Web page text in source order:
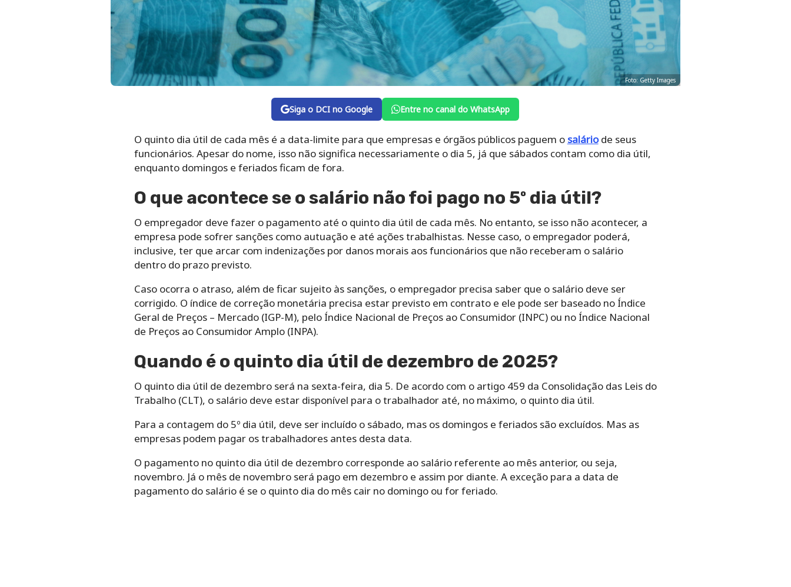
Foto: Getty Images
Siga o DCI no Google Entre no canal do WhatsApp
O quinto dia útil de cada mês é a data-limite para que empresas e órgãos públicos paguem o saláriode seus
funcionários. Apesar do nome, isso não significa necessariamente o dia 5, já que sábados contam como dia útil,
enquanto domingos e feriados ficam de fora.
O que acontece se o salário não foi pago no 5º dia útil?
O empregador deve fazer o pagamento até o quinto dia útil de cada mês. No entanto, se isso não acontecer, a
empresa pode sofrer sanções como autuação e até ações trabalhistas. Nesse caso, o empregador poderá,
inclusive, ter que arcar com indenizações por danos morais aos funcionários que não receberam o salário
dentro do prazo previsto.
Caso ocorra o atraso, além de ficar sujeito às sanções, o empregador precisa saber que o salário deve ser
corrigido. O índice de correção monetária precisa estar previsto em contrato e ele pode ser baseado no Índice
Geral de Preços – Mercado (IGP-M), pelo Índice Nacional de Preços ao Consumidor (INPC) ou no Índice Nacional
de Preços ao Consumidor Amplo (INPA).
Quando é o quinto dia útil de dezembro de 2025?
O quinto dia útil de dezembro será na sexta-feira, dia 5. De acordo com o artigo 459 da Consolidação das Leis do
Trabalho (CLT), o salário deve estar disponível para o trabalhador até, no máximo, o quinto dia útil.
Para a contagem do 5º dia útil, deve ser incluído o sábado, mas os domingos e feriados são excluídos. Mas as
empresas podem pagar os trabalhadores antes desta data.
O pagamento no quinto dia útil de dezembro corresponde ao salário referente ao mês anterior, ou seja,
novembro. Já o mês de novembro será pago em dezembro e assim por diante. A exceção para a data de
pagamento do salário é se o quinto dia do mês cair no domingo ou for feriado.